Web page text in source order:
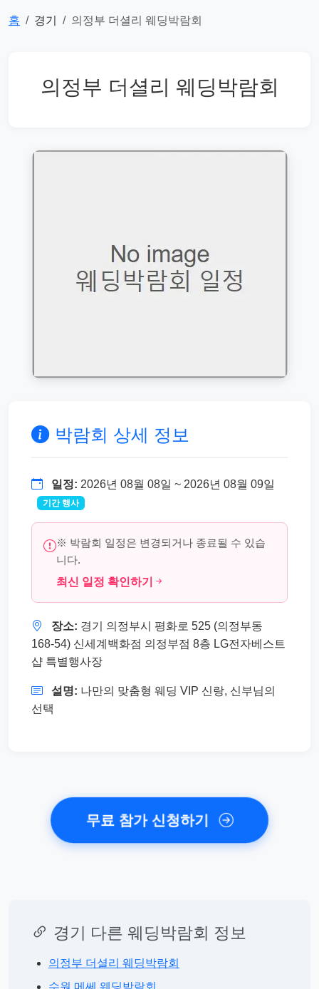
홈 경기 의정부 더셜리 웨딩박람회
의정부 더셜리 웨딩박람회
박람회 상세 정보
일정: 2026년 08월 08일 ~ 2026년 08월 09일
기간 행사
※ 박람회 일정은 변경되거나 종료될 수 있습
니다.
최신 일정 확인하기
장소: 경기 의정부시 평화로 525 (의정부동
168-54) 신세계백화점 의정부점 8층 LG전자베스트
샵 특별행사장
설명: 나만의 맞춤형 웨딩 VIP 신랑, 신부님의
선택
무료 참가 신청하기
경기 다른 웨딩박람회 정보
의정부 더셜리 웨딩박람회
수원 메쎄 웨딩박람회